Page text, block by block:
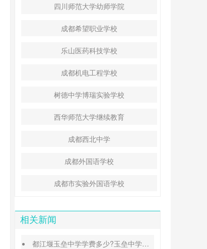
四川师范大学幼师学院
成都希望职业学校
乐山医药科技学校
成都机电工程学校
树德中学博瑞实验学校
西华师范大学继续教育
成都西北中学
成都外国语学校
成都市实验外国语学校
相关新闻
都江堰玉垒中学学费多少?玉垒中学录取分数线